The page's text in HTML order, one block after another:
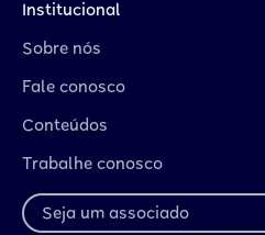
Institucional
Sobre nós
Fale conosco
Conteúdos
Trabalhe conosco
Seja um associado